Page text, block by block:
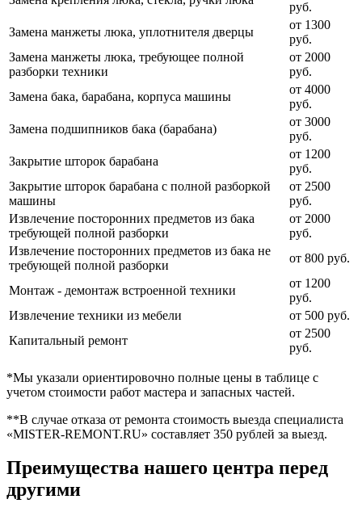
руб.
Замена манжеты люка, уплотнителя дверцы
от 1300
руб.
Замена манжеты люка, требующее полной
разборки техники
от 2000
руб.
Замена бака, барабана, корпуса машины
от 4000
руб.
Замена подшипников бака (барабана)
от 3000
руб.
Закрытие шторок барабана
от 1200
руб.
Закрытие шторок барабана с полной разборкой
машины
от 2500
руб.
Извлечение посторонних предметов из бака
требующей полной разборки
от 2000
руб.
Извлечение посторонних предметов из бака не
требующей полной разборки
от 800 руб.
Монтаж - демонтаж встроенной техники
от 1200
руб.
Извлечение техники из мебели
от 500 руб.
Капитальный ремонт
от 2500
руб.
*Мы указали ориентировочно полные цены в таблице с
учетом стоимости работ мастера и запасных частей.
**В случае отказа от ремонта стоимость выезда специалиста
«MISTER-REMONT.RU» составляет 350 рублей за выезд.
Преимущества нашего центра перед
другими